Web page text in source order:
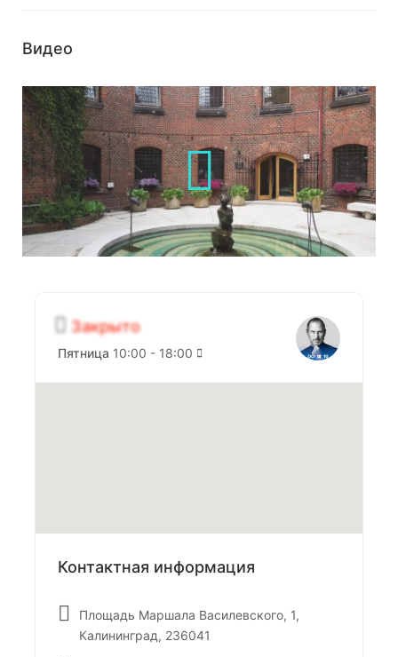
Видео
Закрыто
Пятница 10:00 - 18:00
Контактная информация
Площадь Маршала Василевского, 1,
Калининград, 236041